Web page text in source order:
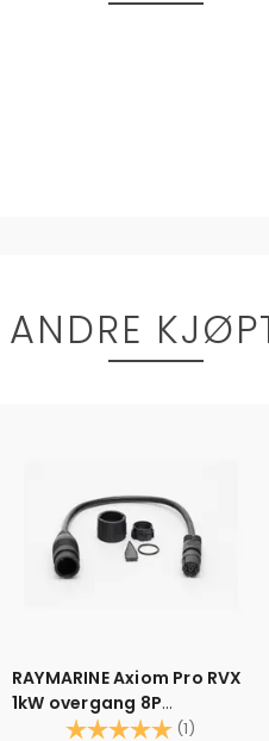
ANDRE
RAYMARINE Axiom Pro RVX
1kW overgang 8P
Overgang til 8 pinns giver
Karakter: (1)